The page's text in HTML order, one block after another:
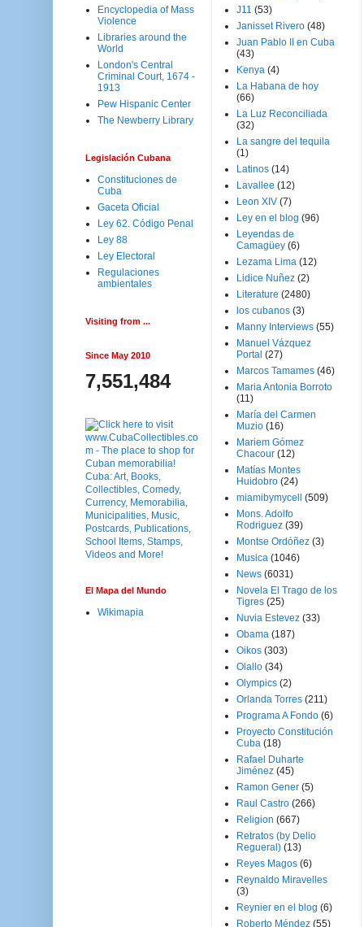
Encyclopedia of Mass
Violence
Libraries around the
World
London's Central
Criminal Court, 1674 -
1913
Pew Hispanic Center
The Newberry Library
Legislación Cubana
Constituciones de
Cuba
Gaceta Oficial
Ley 62. Código Penal
Ley 88
Ley Electoral
Regulaciones
ambientales
Visiting from ...
Since May 2010
7,551,484
El Mapa del Mundo
Wikimapia
J11 (53)
Janisset Rivero (48)
Juan Pablo II en Cuba
(43)
Kenya (4)
La Habana de hoy
(66)
La Luz Reconciliada
(32)
La sangre del tequila
(1)
Latinos (14)
Lavallee (12)
Leon XIV (7)
Ley en el blog (96)
Leyendas de
Camagüey (6)
Lezama Lima (12)
Lidice Nuñez (2)
Literature (2480)
los cubanos (3)
Manny Interviews (55)
Manuel Vázquez
Portal (27)
Marcos Tamames (46)
Maria Antonia Borroto
(11)
María del Carmen
Muzio (16)
Mariem Gómez
Chacour (12)
Matías Montes
Huidobro (24)
miamibymycell
(509)
Mons. Adolfo
Rodriguez (39)
Montse Ordóñez (3)
Musica (1046)
News (6031)
Novela El Trago de los
Tigres (25)
Nuvia Estevez (33)
Obama (187)
Oikos (303)
Olallo (34)
Olympics (2)
Orlanda Torres (211)
Programa A Fondo (6)
Proyecto Constitución
Cuba (18)
Rafael Duharte
Jiménez (45)
Ramon Gener (5)
Raul Castro (266)
Religion (667)
Retratos (by Delio
Regueral) (13)
Reyes Magos (6)
Reynaldo Miravelles
(3)
Reynier en el blog (6)
Roberto Méndez (55)